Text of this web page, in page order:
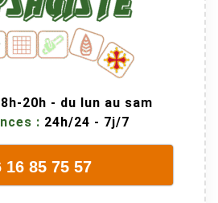
8h-20h - du lun au sam
: 24h/24 - 7j/7
16 85 75 57